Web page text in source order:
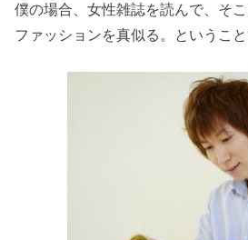
僕の場合、女性雑誌を読んで、そ
ファッションを真似る。ということ